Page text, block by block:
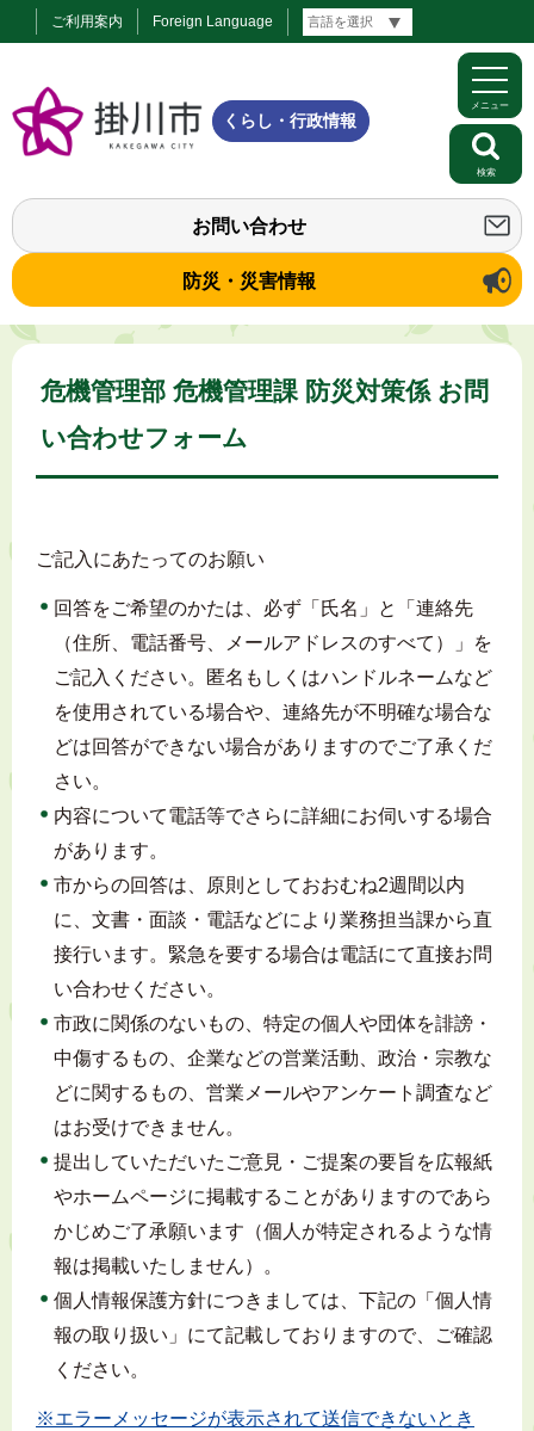
ご利用案内 Foreign Language
くらし・行政情報
お問い合わせ
防災・災害情報
メニュー
検索
危機管理部 危機管理課 防災対策係 お問
い合わせフォーム
ご記入にあたってのお願い
回答をご希望のかたは、必ず「氏名」と「連絡先
（住所、電話番号、メールアドレスのすべて）」を
ご記入ください。匿名もしくはハンドルネームなど
を使用されている場合や、連絡先が不明確な場合な
どは回答ができない場合がありますのでご了承くだ
さい。
内容について電話等でさらに詳細にお伺いする場合
があります。
市からの回答は、原則としておおむね2週間以内
に、文書・面談・電話などにより業務担当課から直
接行います。緊急を要する場合は電話にて直接お問
い合わせください。
市政に関係のないもの、特定の個人や団体を誹謗・
中傷するもの、企業などの営業活動、政治・宗教な
どに関するもの、営業メールやアンケート調査など
はお受けできません。
提出していただいたご意見・ご提案の要旨を広報紙
やホームページに掲載することがありますのであら
かじめご了承願います（個人が特定されるような情
報は掲載いたしません）。
個人情報保護方針につきましては、下記の「個人情
報の取り扱い」にて記載しておりますので、ご確認
ください。
※エラーメッセージが表示されて送信できないとき